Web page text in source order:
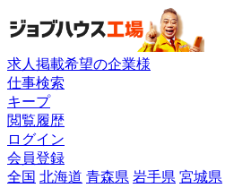
求人掲載希望の企業様
仕事検索
キープ
閲覧履歴
ログイン
会員登録
全国 北海道 青森県 岩手県 宮城県